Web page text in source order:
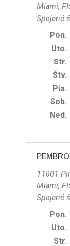
Miami,
Spojené
Pon.
Uto.
Str.
Štv.
Pia.
Sob.
Ned.
11001
Miami,
Spojené
Pon.
Uto.
Str.